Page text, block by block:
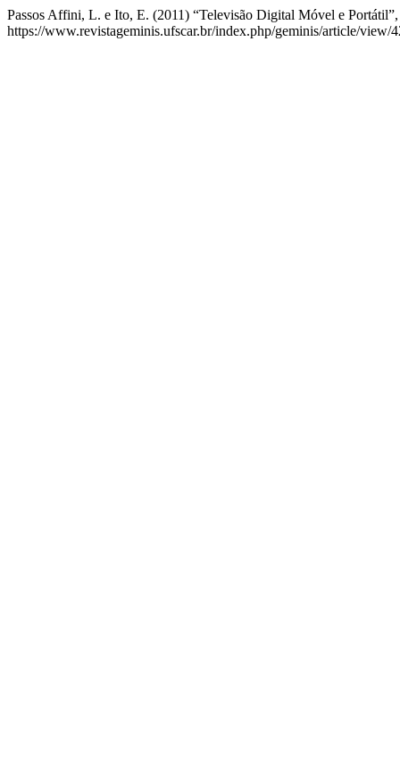
Passos Affini, L. e Ito, E. (2011) “Televisão Digital Móvel e
https://www.revistageminis.ufscar.br/index.php/geminis/article/view/